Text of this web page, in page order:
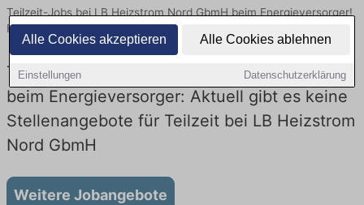
Alle Cookies akzeptieren Alle Cookies ablehnen
Einstellungen Datenschutzerklärung
Teilzeit-Jobs bei LB Heizstrom Nord GbmH beim Energieversorger!
Flexible Stellen in Technik. Jetzt bewerben!
Teilzeit-Jobs bei LB Heizstrom Nord GbmH
beim Energieversorger: Aktuell gibt es keine
Stellenangebote für Teilzeit bei LB Heizstrom
Nord GbmH
Weitere Jobangebote